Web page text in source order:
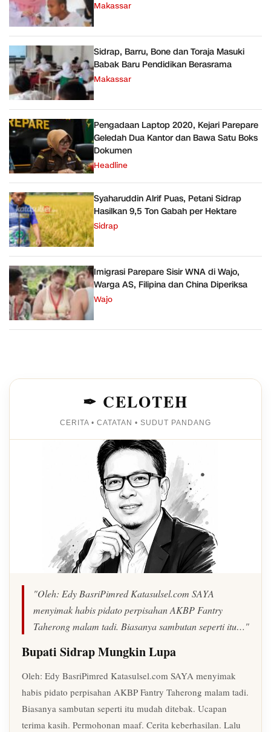
Makassar
Sidrap, Barru, Bone dan Toraja Masuki
Babak Baru Pendidikan Berasrama
Makassar
Pengadaan Laptop 2020, Kejari Parepare
Geledah Dua Kantor dan Bawa Satu Boks
Dokumen
Headline
Syaharuddin Alrif Puas, Petani Sidrap
Hasilkan 9,5 Ton Gabah per Hektare
Sidrap
Imigrasi Parepare Sisir WNA di Wajo,
Warga AS, Filipina dan China Diperiksa
Wajo
✒ CELOTEH
CERITA • CATATAN • SUDUT PANDANG
"Oleh: Edy BasriPimred Katasulsel.com SAYA
menyimak habis pidato perpisahan AKBP Fantry
Taherong malam tadi. Biasanya sambutan seperti itu…"
Bupati Sidrap Mungkin Lupa
Oleh: Edy BasriPimred Katasulsel.com SAYA menyimak
habis pidato perpisahan AKBP Fantry Taherong malam tadi.
Biasanya sambutan seperti itu mudah ditebak. Ucapan
terima kasih. Permohonan maaf. Cerita keberhasilan. Lalu